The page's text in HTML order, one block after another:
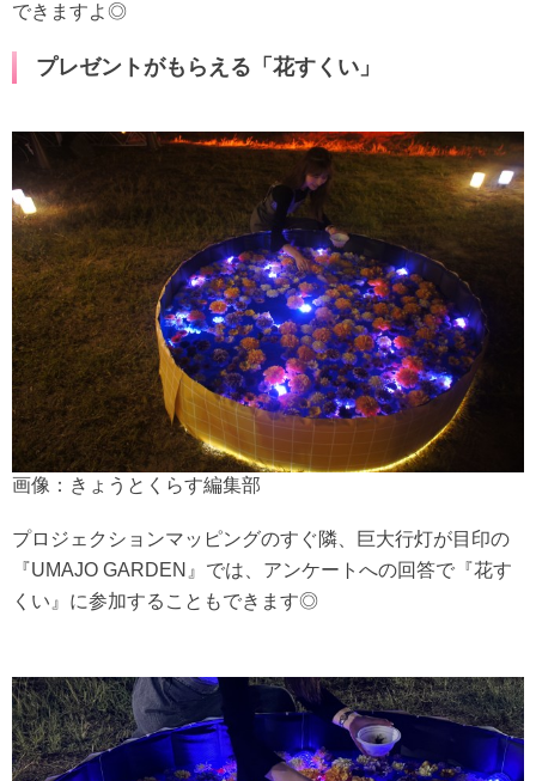
できますよ◎
プレゼントがもらえる「花すくい」
画像：きょうとくらす編集部
プロジェクションマッピングのすぐ隣、巨大行灯が目印の
『UMAJO GARDEN』では、アンケートへの回答で『花す
くい』に参加することもできます◎